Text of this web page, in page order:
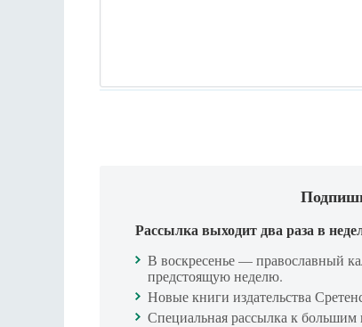
Рассылка выходит два раза в
В воскресенье — православный
предстоящую неделю.
Новые книги издательства
Специальная рассылка к большим